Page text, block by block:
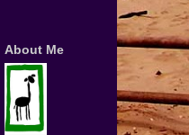
About Me